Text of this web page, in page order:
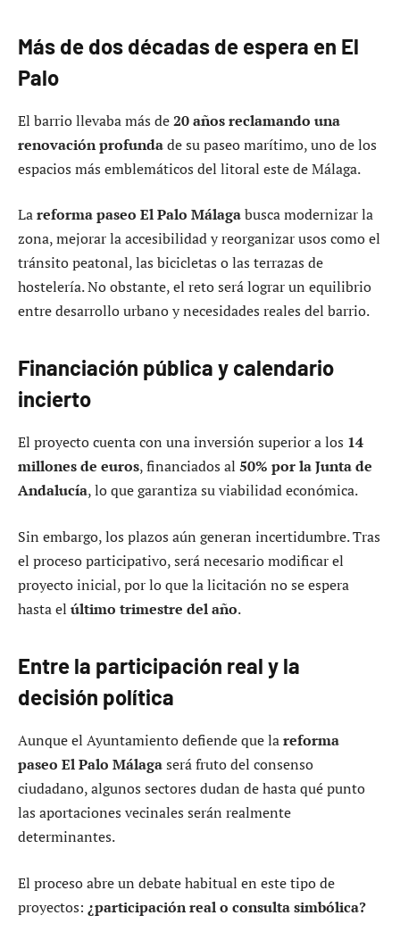
Más de dos décadas de espera en El
Palo
El barrio llevaba más de20 años reclamando una
renovación profundade su paseo marítimo, uno de los
espacios más emblemáticos del litoral este de Málaga.
Lareforma paseo El Palo Málagabusca modernizar la
zona, mejorar la accesibilidad y reorganizar usos como el
tránsito peatonal, las bicicletas o las terrazas de
hostelería. No obstante, el reto será lograr un equilibrio
entre desarrollo urbano y necesidades reales del barrio.
Financiación pública y calendario
incierto
El proyecto cuenta con una inversión superior a los 14
millones de euros, financiados al 50% por la Junta de
Andalucía, lo que garantiza su viabilidad económica.
Sin embargo, los plazos aún generan incertidumbre. Tras
el proceso participativo, será necesario modificar el
proyecto inicial, por lo que la licitación no se espera
hasta el último trimestre del año.
Entre la participación real y la
decisión política
Aunque el Ayuntamiento defiende que lareforma
paseo El Palo Málagaserá fruto del consenso
ciudadano, algunos sectores dudan de hasta qué punto
las aportaciones vecinales serán realmente
determinantes.
El proceso abre un debate habitual en este tipo de
proyectos: ¿participación real o consulta simbólica?